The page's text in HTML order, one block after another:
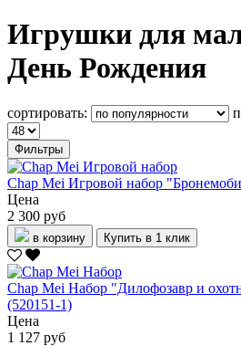
Игрушки для
День Рождения
сортировать:
Фильтры
Chap Mei Игровой набор
Цена
2 300 руб
в корзину Купить в 1 клик
Chap Mei Набор "Дилофозавр и
(520151-1)
Цена
1 127 руб